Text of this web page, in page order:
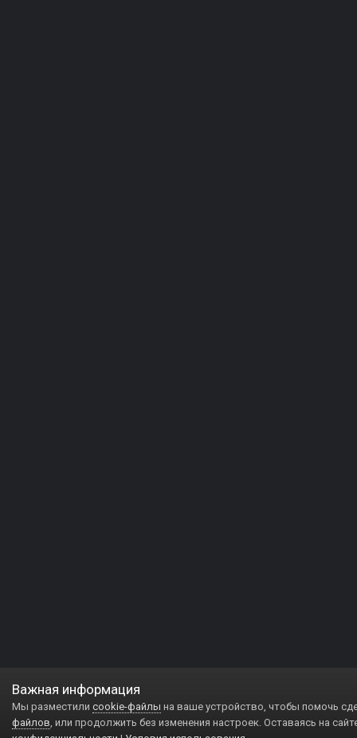
Важная информация
Мы разместили cookie-файлы на ваше устройство, чтобы помочь
файлов, или продолжить без изменения настроек. Оставаясь на